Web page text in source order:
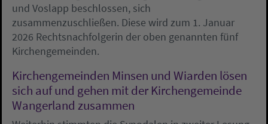
und Voslapp beschlossen, sich
zusammenzuschließen. Diese wird zum 1. Januar
2026 Rechtsnachfolgerin der oben genannten fünf
Kirchengemeinden.
Kirchengemeinden Minsen und Wiarden lösen
sich auf und gehen mit der Kirchengemeinde
Wangerland zusammen